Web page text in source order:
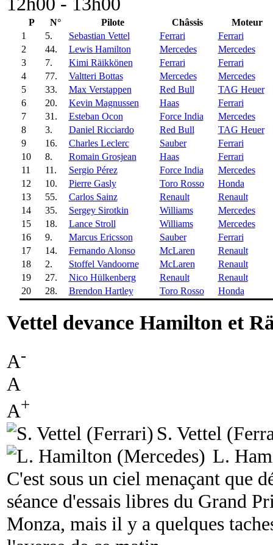
P N° Pilote Châssis
Moteur
1
5. Sebastian Vettel Ferrari
Ferrari
2
44. Lewis Hamilton Mercedes
Mercedes
3
7. Kimi Räikkönen Ferrari
Ferrari
4
77. Valtteri Bottas Mercedes
Mercedes
5
33. Max Verstappen Red Bull
TAG Heuer
6
20. Kevin Magnussen Haas
Ferrari
7
31. Esteban Ocon Force India
Mercedes
8
3. Daniel Ricciardo Red Bull
TAG Heuer
9
16. Charles Leclerc Sauber
Ferrari
10
8. Romain Grosjean Haas
Ferrari
11
11. Sergio Pérez Force India
Mercedes
12
10. Pierre Gasly Toro Rosso
Honda
13
55. Carlos Sainz Renault
Renault
14
35. Sergey Sirotkin Williams
Mercedes
15
18. Lance Stroll Williams
Mercedes
16
9. Marcus Ericsson Sauber
Ferrari
17
14. Fernando Alonso McLaren
Renault
18
2. Stoffel Vandoorne McLaren
Renault
19
27. Nico Hülkenberg Renault
Renault
20
28. Brendon Hartley Toro Rosso Honda
Vettel devance Hamilton et
A-
A
A+
S. Vettel
L.
C'est sous un ciel menaçant que
séance d'essais libres du Grand
Monza, mais il y a quelques